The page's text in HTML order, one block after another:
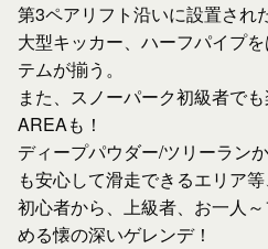
第3ペアリフト沿いに設置され
大型キッカー、ハーフパイプ
テムが揃う。
また、スノーパーク初級者で
AREAも！
ディープパウダー/ツリーラン
も安心して滑走できるエリア等
初心者から、上級者、お一人
める懐の深いゲレンデ！